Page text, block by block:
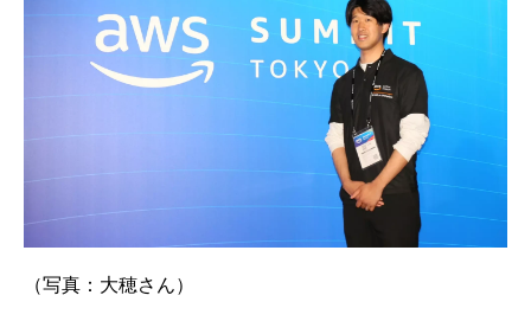
（写真：大穂さん）